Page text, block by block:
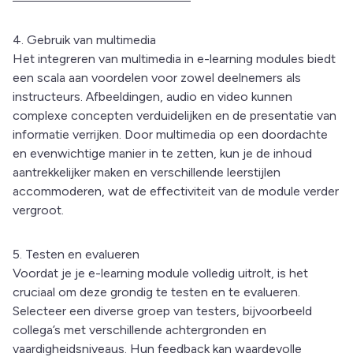
4. Gebruik van multimedia
Het integreren van multimedia in e-learning modules biedt
een scala aan voordelen voor zowel deelnemers als
instructeurs. Afbeeldingen, audio en video kunnen
complexe concepten verduidelijken en de presentatie van
informatie verrijken. Door multimedia op een doordachte
en evenwichtige manier in te zetten, kun je de inhoud
aantrekkelijker maken en verschillende leerstijlen
accommoderen, wat de effectiviteit van de module verder
vergroot.
5. Testen en evalueren
Voordat je je e-learning module volledig uitrolt, is het
cruciaal om deze grondig te testen en te evalueren.
Selecteer een diverse groep van testers, bijvoorbeeld
collega’s met verschillende achtergronden en
vaardigheidsniveaus. Hun feedback kan waardevolle